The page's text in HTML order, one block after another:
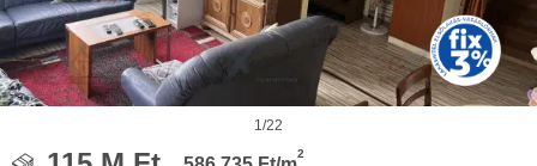
1/22
2